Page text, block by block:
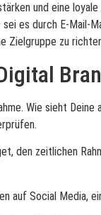
und eine
es durch E-
Zielgruppe zu
Wie sieht
den zeitlichen
auf Social Media,